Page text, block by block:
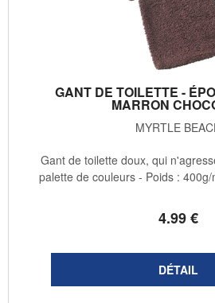
GANT DE TOILETTE -
MARRON
MYRTLE
4.99€
Gant de toilette doux, qui
palette de couleurs - Poids :